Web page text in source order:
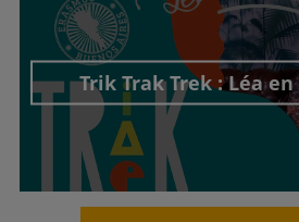
Découvrir cet
Trik Trak Trek : Léa